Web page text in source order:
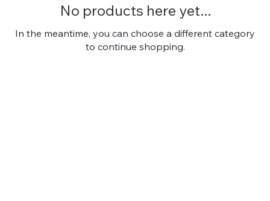
No products here yet...
In the meantime, you can choose a different category
to continue shopping.